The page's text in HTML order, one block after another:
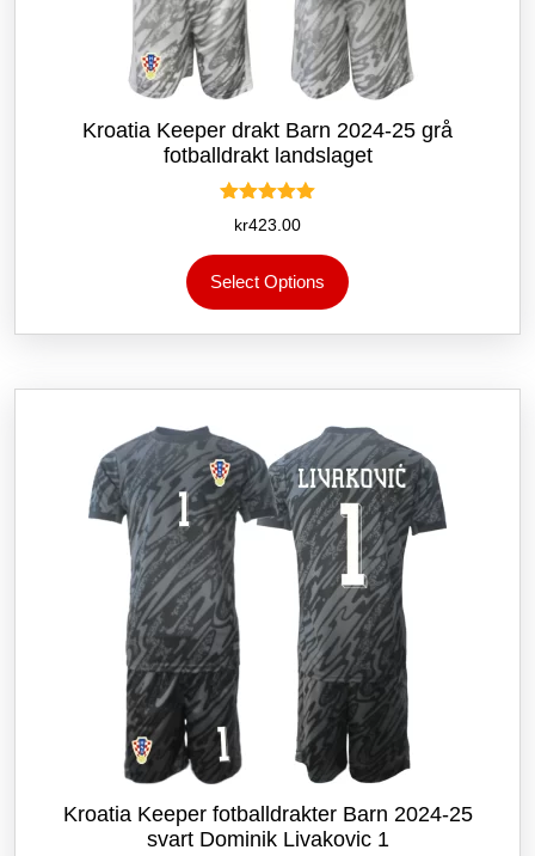
Kroatia Keeper drakt Barn 2024-25 grå
fotballdrakt landslaget
Vurdert
5.00
av 5
kr423.00
Select Options
produktet
flere
Alternativene
velges
på
produktsiden
Kroatia Keeper fotballdrakter Barn 2024-25
svart Dominik Livakovic 1